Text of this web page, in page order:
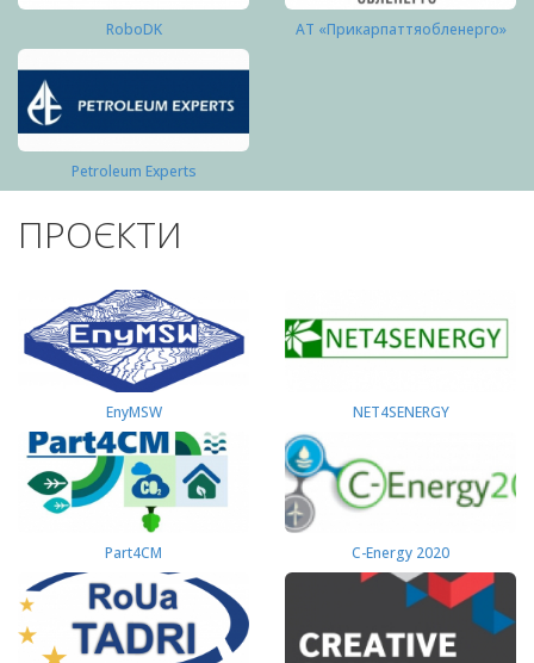
RoboDK АТ «Прикарпаттяобленерго»
Petroleum Experts
ПРОЄКТИ
EnyMSW NET4SENERGY
Part4СМ C-Energy 2020